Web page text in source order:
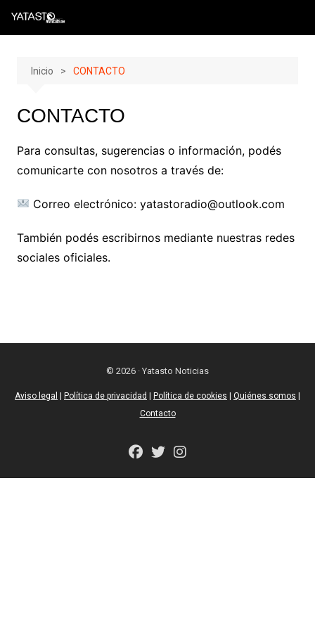
Skip
Inicio CONTACTO
CONTACTO
Para consultas, sugerencias o información, podés
comunicarte con nosotros a través de:
Correo electrónico: yatastoradio@outlook.com
También podés escribirnos mediante nuestras redes
sociales oficiales.
© 2026 · Yatasto Noticias
Aviso legal | Política de privacidad | Política de cookies | Quiénes somos |
Contacto
fab
fab